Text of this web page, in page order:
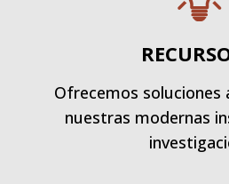
Ofrecemos soluciones
nuestras modernas